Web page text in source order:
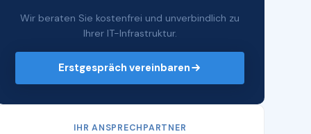
Wir beraten Sie kostenfrei und unverbindlich zu
Ihrer IT-Infrastruktur.
Erstgespräch vereinbaren
IHR ANSPRECHPARTNER